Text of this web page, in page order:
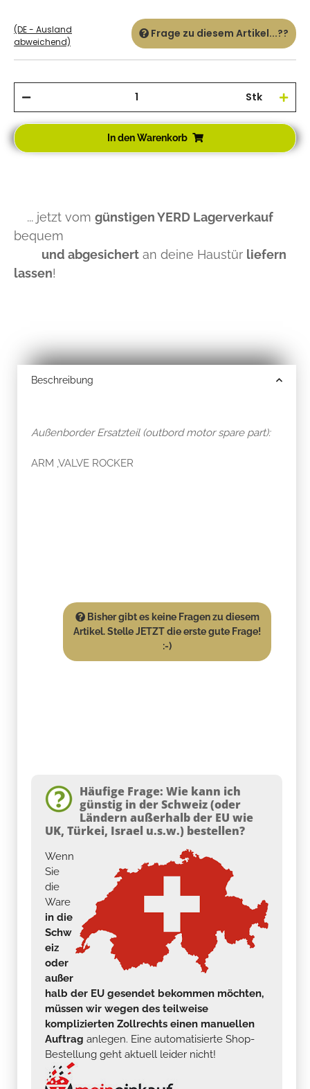
(DE - Ausland
abweichend)
Frage zu diesem Artikel...??
Stk
In den Warenkorb
... jetzt vom günstigen YERD Lagerverkauf
bequem
und abgesichert an deine Haustür liefern
lassen!
Beschreibung
Außenborder Ersatzteil (outbord motor spare part):
ARM ,VALVE ROCKER
Bisher gibt es keine Fragen zu diesem
Artikel. Stelle JETZT die erste gute Frage!
:-)
Häufige Frage: Wie kann ich
günstig in der Schweiz (oder
Ländern außerhalb der EU wie
UK, Türkei, Israel u.s.w.) bestellen?
Wenn
Sie
die
Ware
in die
Schw
eiz
oder
außer
halb der EU gesendet bekommen möchten,
müssen wir wegen des teilweise
komplizierten Zollrechts einen manuellen
Auftrag anlegen. Eine automatisierte Shop-
Bestellung geht aktuell leider nicht!